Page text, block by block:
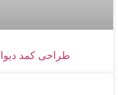
طراحی کمد